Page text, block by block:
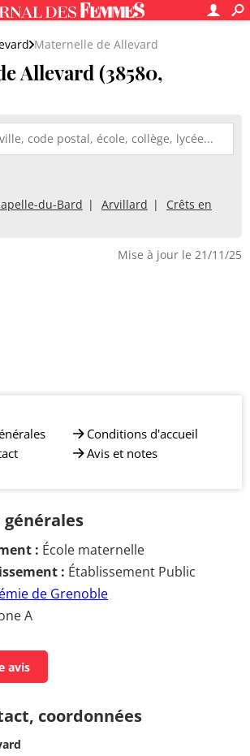
Maternelle de Allevard
Allevard (38580,
du-Bard Arvillard
Crêts en
Mise à jour le 21/11/25
Conditions d'accueil
Avis et notes
: École maternelle
: Établissement Public
de Grenoble
A
avis
coordonnées